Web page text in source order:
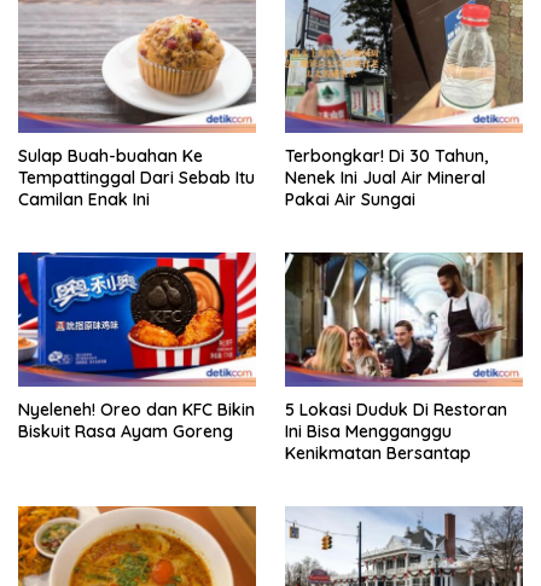
Sulap Buah-buahan Ke
Tempattinggal Dari Sebab Itu
Camilan Enak Ini
Terbongkar! Di 30 Tahun,
Nenek Ini Jual Air Mineral
Pakai Air Sungai
Nyeleneh! Oreo dan KFC Bikin
Biskuit Rasa Ayam Goreng
5 Lokasi Duduk Di Restoran
Ini Bisa Mengganggu
Kenikmatan Bersantap